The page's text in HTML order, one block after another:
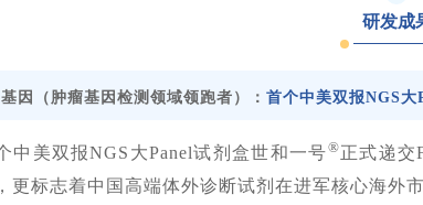
研发成
因（肿瘤基因检测领域领跑者）： 首个中美双报NGS
中美双报NGS大Panel试剂盒世和一号®正式递交
更标志着中国高端体外诊断试剂在进军核心海外